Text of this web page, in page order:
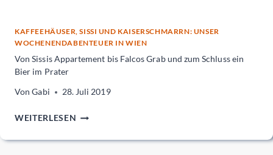
KAFFEEHÄUSER, SISSI UND KAISERSCHMARRN: UNSER
WOCHENENDABENTEUER IN WIEN
Von Sissis Appartement bis Falcos Grab und zum Schluss ein
Bier im Prater
Von Gabi 28. Juli 2019
WEITERLESEN VON
APPARTEMENT